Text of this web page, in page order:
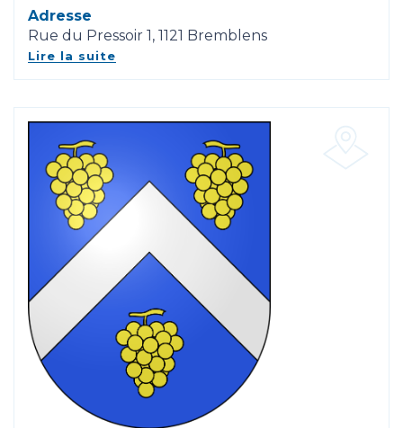
Adresse
Rue du Pressoir 1, 1121 Bremblens
Lire la suite